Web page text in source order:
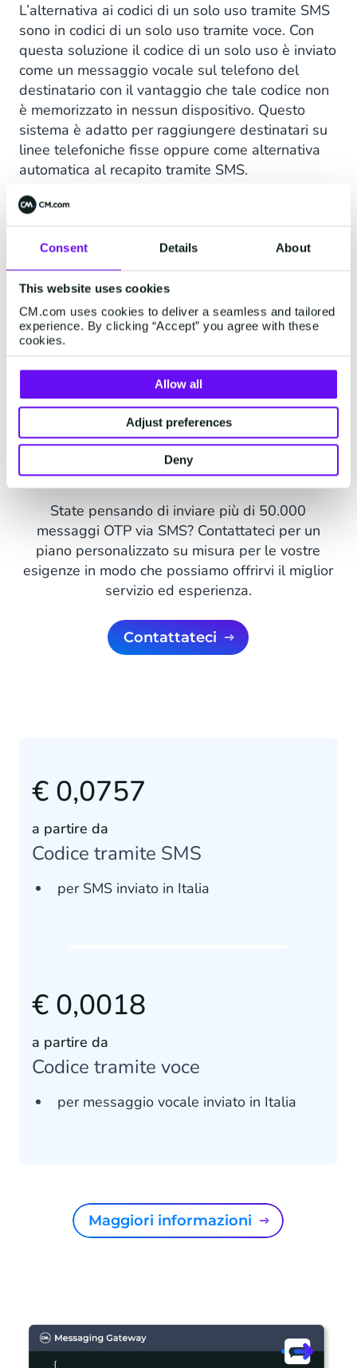
Consent Details About
This website uses cookies
CM.com uses cookies to deliver a seamless and tailored
experience. By clicking “Accept” you agree with these
cookies.
Allow all
Adjust preferences
Deny
L’alternativa ai codici di un solo uso tramite SMS
sono in codici di un solo uso tramite voce. Con
questa soluzione il codice di un solo uso è inviato
come un messaggio vocale sul telefono del
destinatario con il vantaggio che tale codice non
è memorizzato in nessun dispositivo. Questo
sistema è adatto per raggiungere destinatari su
linee telefoniche fisse oppure come alternativa
automatica al recapito tramite SMS.
Copertura internazionale e affidabilità
Multilingua
Tassi di consegna vicini al 100%
Contattateci
Grandi volumi di invio
State pensando di inviare più di 50.000
messaggi OTP via SMS? Contattateci per un
piano personalizzato su misura per le vostre
esigenze in modo che possiamo offrirvi il ​​miglior
servizio ed esperienza.
Contattateci
€ 0,0757
a partire da
Codice tramite SMS
per SMS inviato in Italia
€ 0,0018
a partire da
Codice tramite voce
per messaggio vocale inviato in Italia
Maggiori informazioni